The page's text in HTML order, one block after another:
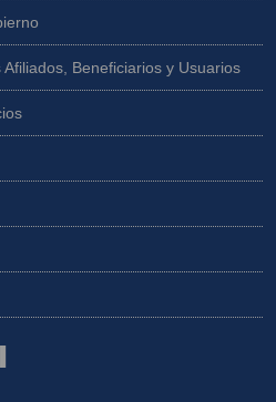
Beneficiarios y Usuarios